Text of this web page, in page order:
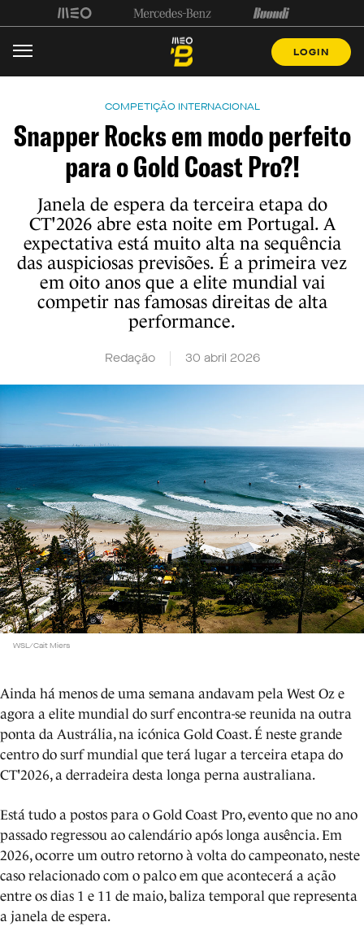
LOGIN
COMPETIÇÃO INTERNACIONAL
Snapper Rocks em modo perfeito
para o Gold Coast Pro?!
Janela de espera da terceira etapa do
CT'2026 abre esta noite em Portugal. A
expectativa está muito alta na sequência
das auspiciosas previsões. É a primeira vez
em oito anos que a elite mundial vai
competir nas famosas direitas de alta
performance.
Redação 30 abril 2026
WSL/Cait Miers
Ainda há menos de uma semana andavam pela West Oz e
agora a elite mundial do surf encontra-se reunida na outra
ponta da Austrália, na icónica Gold Coast. É neste grande
centro do surf mundial que terá lugar a terceira etapa do
CT'2026, a derradeira desta longa perna australiana.
Está tudo a postos para o Gold Coast Pro, evento que no ano
passado regressou ao calendário após longa ausência. Em
2026, ocorre um outro retorno à volta do campeonato, neste
caso relacionado com o palco em que acontecerá a ação
entre os dias 1 e 11 de maio, baliza temporal que representa
a janela de espera.